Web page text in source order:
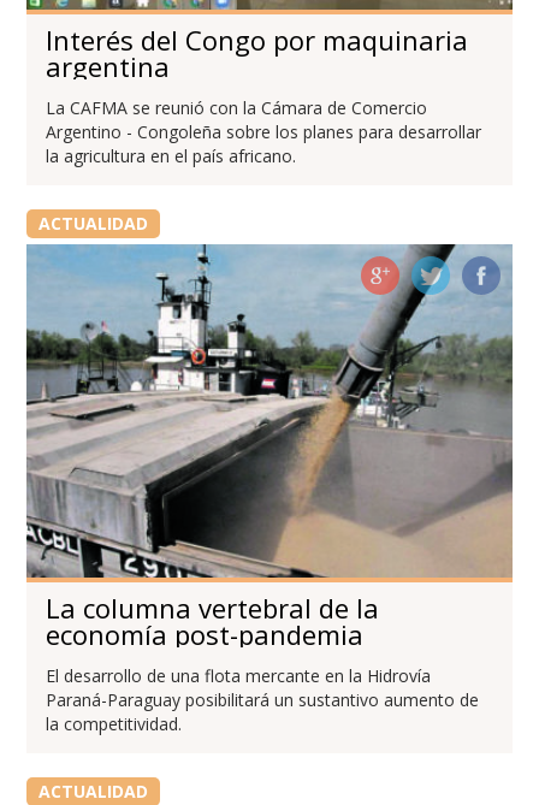
Interés del Congo por maquinaria
argentina
La CAFMA se reunió con la Cámara de Comercio
Argentino - Congoleña sobre los planes para desarrollar
la agricultura en el país africano.
ACTUALIDAD
La columna vertebral de la
economía post-pandemia
El desarrollo de una flota mercante en la Hidrovía
Paraná-Paraguay posibilitará un sustantivo aumento de
la competitividad.
ACTUALIDAD